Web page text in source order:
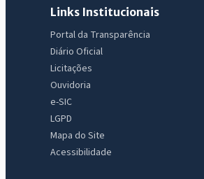
Links Institucionais
Portal da Transparência
Diário Oficial
Licitações
Ouvidoria
e-SIC
LGPD
Mapa do Site
Acessibilidade